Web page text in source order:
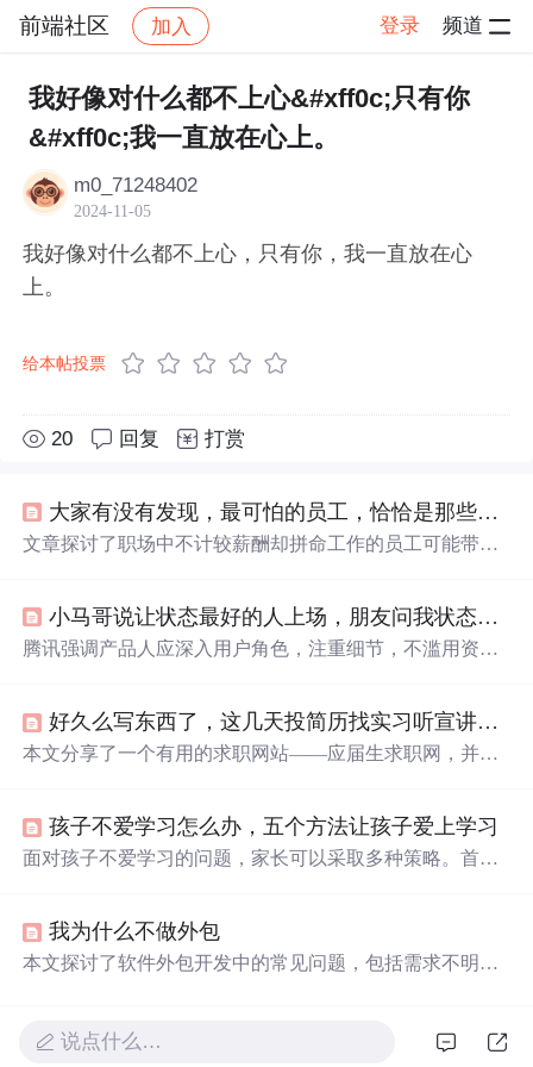
前端社区 加入 登录 频道
社区 前端社区 感慨 帖子详情
我好像对什么都不上心&#xff0c;只有你
&#xff0c;我一直放在心上。
m0_71248402
2024-11-05
我好像对什么都不上心，只有你，我一直放在心
上。
给本帖投票
20 回复 打赏
大家有没有发现，最可怕的员工，恰恰是那些不计较工资拼命干活的人，他们对工作格外
文章探讨了职场中不计较薪酬却拼命工作的员工可能带来
流失。真正的良性职场应建立在价值认同与共赢基础上，
通过有效激励满足员工多元需求，而非依赖单方面奉献。
小马哥说让状态最好的人上场，朋友问我状态怎样？
腾讯强调产品人应深入用户角色，注重细节，不滥用资
好久么写东西了，这几天投简历找实习听宣讲疯特了呀，搞得自己
本文分享了一个有用的求职网站——应届生求职网，并总
孩子不爱学习怎么办，五个方法让孩子爱上学习
面对孩子不爱学习的问题，家长可以采取多种策略。首
外，鼓励孩子体验学习成就，增强自信心，同时了解孩子
内心，解决他们学习中的困扰。通过这些方法，孩子可能
我为什么不做外包
本文探讨了软件外包开发中的常见问题，包括需求不明
说点什么…